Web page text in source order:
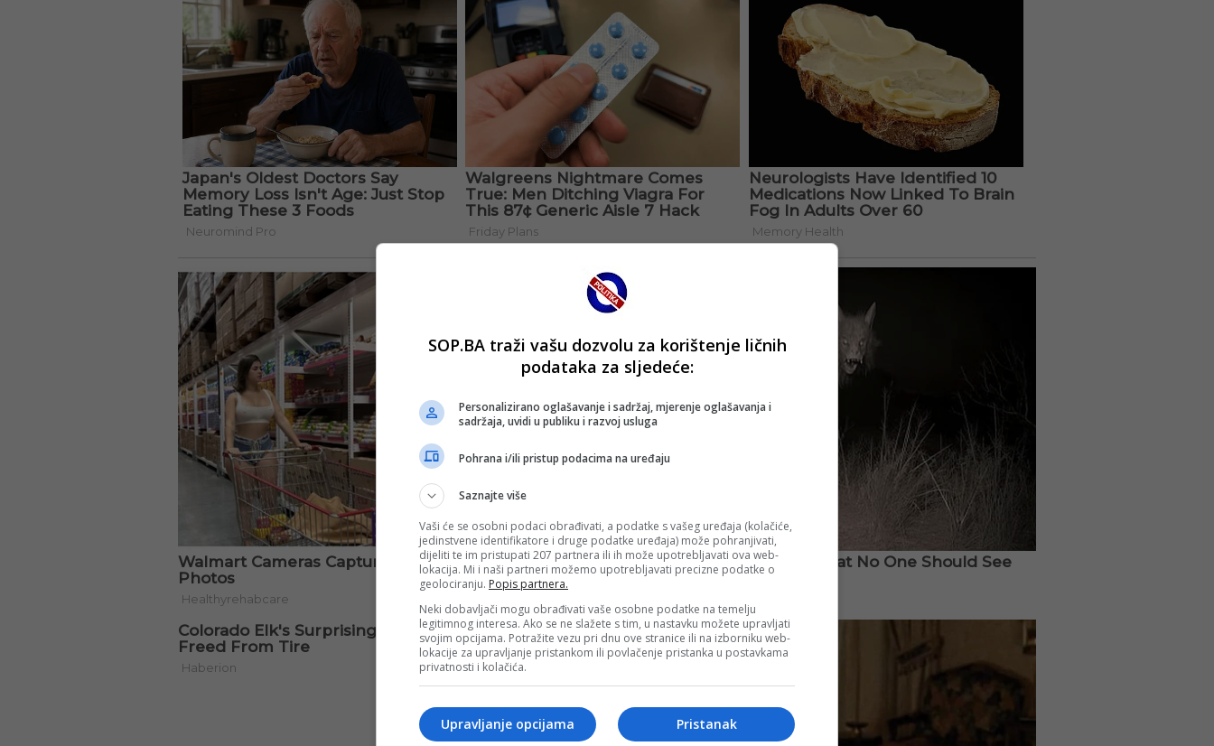
SOP.BA traži vašu dozvolu za korištenje ličnih
podataka za sljedeće:
Personalizirano oglašavanje i sadržaj, mjerenje oglašavanja i
sadržaja, uvidi u publiku i razvoj usluga
Pohrana i/ili pristup podacima na uređaju
Saznajte više
Vaši će se osobni podaci obrađivati, a podatke s vašeg uređaja (kolačiće,
jedinstvene identifikatore i druge podatke uređaja) može pohranjivati,
dijeliti te im pristupati 207 partnera ili ih može upotrebljavati ova web-
lokacija. Mi i naši partneri možemo upotrebljavati precizne podatke o
geolociranju. Popis partnera.
Neki dobavljači mogu obrađivati vaše osobne podatke na temelju
legitimnog interesa. Ako se ne slažete s tim, u nastavku možete upravljati
svojim opcijama. Potražite vezu pri dnu ove stranice ili na izborniku web-
lokacije za upravljanje pristankom ili povlačenje pristanka u postavkama
privatnosti i kolačića.
Pristanak
Upravljanje opcijama